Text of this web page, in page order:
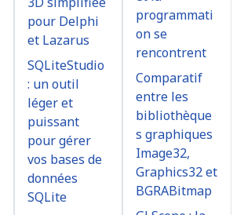
pour Delphi
et Lazarus
SQLiteStudio
: un outil
léger et
puissant
pour gérer
vos bases de
données
SQLite
programmati
on se
rencontrent
Comparatif
entre les
bibliothèque
s graphiques
Image32,
Graphics32 et
BGRABitmap